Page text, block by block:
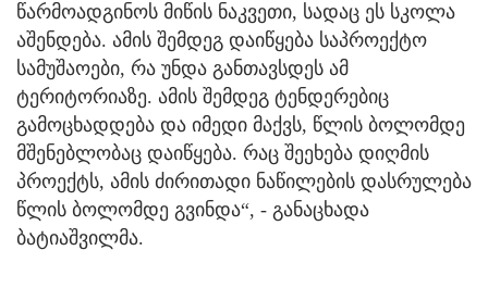
წარმოადგინოს მიწის ნაკვეთი, სადაც ეს სკოლა
აშენდება. ამის შემდეგ დაიწყება საპროექტო
სამუშაოები, რა უნდა განთავსდეს ამ
ტერიტორიაზე. ამის შემდეგ ტენდერებიც
გამოცხადდება და იმედი მაქვს, წლის ბოლომდე
მშენებლობაც დაიწყება. რაც შეეხება დიღმის
პროექტს, ამის ძირითადი ნაწილების დასრულება
წლის ბოლომდე გვინდა“, - განაცხადა
ბატიაშვილმა.